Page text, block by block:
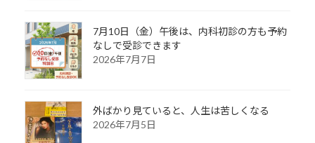
7月10日（金）午後は、内科初診の方も予約
なしで受診できます
2026年7月7日
外ばかり見ていると、人生は苦しくなる
2026年7月5日